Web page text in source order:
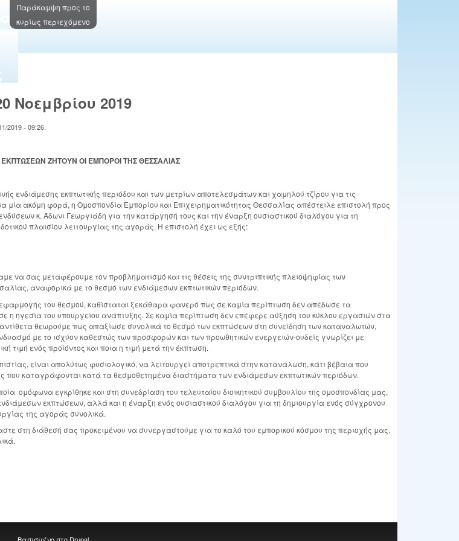
Παράκαμψη προς το
κυρίως περιεχόμενο
Νοεμβρίου 2019
2019 - 09:26.
ΖΗΤΟΥΝ ΟΙ ΕΜΠΟΡΟΙ ΤΗΣ ΘΕΣΣΑΛΙΑΣ
ενδιάμεσης εκπτωτικής περιόδου και των μετρίων αποτελεσμάτων και χαμηλού τζίρου για τις
μία ακόμη φορά, η Ομοσπονδία Εμπορίου και Επιχειρηματικότητας Θεσσαλίας απέστειλε επιστολή προς
κ. Άδωνι Γεωργιάδη για την κατάργησή τους και την έναρξη ουσιαστικού διαλόγου για τη
πλαισίου λειτουργίας της αγοράς. Η επιστολή έχει ως εξής:
να σας μεταφέρουμε τον προβληματισμό και τις θέσεις της συντριπτικής πλειοψηφίας των
αναφορικά με το θεσμό των ενδιάμεσων εκπτωτικών περιόδων.
του θεσμού, καθίσταται ξεκάθαρα φανερό πως σε καμία περίπτωση δεν απέδωσε τα
η ηγεσία του υπουργείου ανάπτυξης. Σε καμία περίπτωση δεν επέφερε αύξηση του κύκλου εργασιών στα
θεωρούμε πως απαξίωσε συνολικά το θεσμό των εκπτώσεων στη συνείδηση των καταναλωτών,
με το ισχύον καθεστώς των προσφορών και των προωθητικών ενεργειών-ουδείς γνωρίζει με
τιμή ενός προϊόντος και ποια η τιμή μετά την έκπτωση.
είναι απολύτως φυσιολογικό, να λειτουργεί αποτρεπτικά στην κατανάλωση, κάτι βέβαια που
που καταγράφονται κατά τα θεσμοθετημένα διαστήματα των ενδιάμεσων εκπτωτικών περιόδων.
ομόφωνα εγκρίθηκε και στη συνεδρίαση του τελευταίου διοικητικού συμβουλίου της ομοσπονδίας μας,
εκπτώσεων, αλλά και η έναρξη ενός ουσιαστικού διαλόγου για τη δημιουργία ενός σύγχρονου
της αγοράς συνολικά.
στη διάθεσή σας προκειμένου να συνεργαστούμε για το καλό του εμπορικού κόσμου της περιοχής μας,